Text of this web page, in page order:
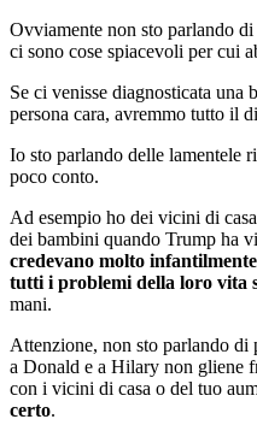
Ovviamente non sto parlando
ci sono cose spiacevoli per cui
Se ci venisse diagnosticata una
persona cara, avremmo tutto il
Io sto parlando delle lamentele
poco conto.
Ad esempio ho dei vicini di
dei bambini quando Trump ha
credevano molto
tutti i problemi della loro vita
mani.
Attenzione, non sto parlando
a Donald e a Hilary non gliene
con i vicini di casa o del tuo
certo.